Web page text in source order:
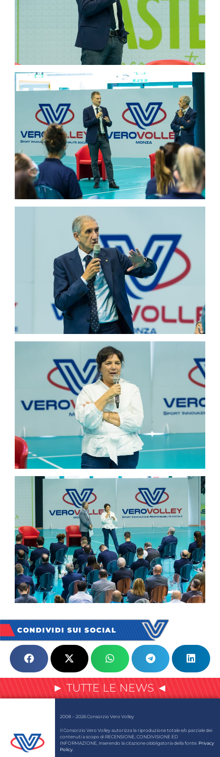
CONDIVIDI SUI SOCIAL
► TUTTE LE NEWS ◄
2008 – 2026 Consorzio Vero Volley
Il Consorzio Vero Volley autorizza la riproduzione totale e/o parziale dei
contenuti a scopo di RECENSIONE, CONDIVISIONE ED
INFORMAZIONE, inserendo la citazione obbligatoria della fonte. Privacy
Policy